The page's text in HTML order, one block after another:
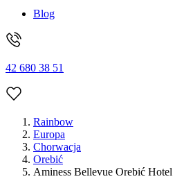
Blog
42 680 38 51
Rainbow
Europa
Chorwacja
Orebić
Aminess Bellevue Orebić Hotel